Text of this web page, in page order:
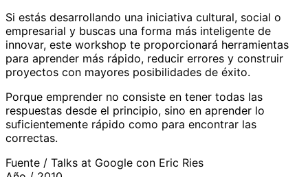
Si estás desarrollando una iniciativa cultural, social o
empresarial y buscas una forma más inteligente de
innovar, este workshop te proporcionará herramientas
para aprender más rápido, reducir errores y construir
proyectos con mayores posibilidades de éxito.
Porque emprender no consiste en tener todas las
respuestas desde el principio, sino en aprender lo
suficientemente rápido como para encontrar las
correctas.
Fuente / Talks at Google con Eric Ries